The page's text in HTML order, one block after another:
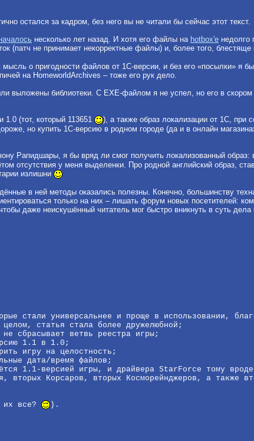
остался за кадром, без него вы не читали бы сейчас этот текст.
несколько лет назад. И хотя его файлы на hotbox'e недолго
(патч не принимает некорректные файлы) и, более того, блестяще
о пригодности файлов от 1С-версии, и без его «посылки» я бы
на HomeworldArchives – тоже его рук дело.
выложены библиотеки. С EXE-файлом я не успел, но его в
(тот, который 113651
), а также образ локализации от 1С, при
но купить 1С-версию в родном городе (да и в онлайн
Рапидшары, я бы вряд ли смог получить локализованный образ:
отсутствия у меня выделенки. Про родной английский образ,
излишни
в ней методы оказались полезны. Конечно, большинству
только на них – лишать форум новых посетителей:
даже неискушённый читатель мог быстро вникнуть в суть
стали универсальнее и проще в использовании,
статья стала более дружелюбной;
сбрасывает ветвь реестра игры;
1.1 в 1.0;
игру на целостность;
дата/время файлов;
1.1-версией игры, и драйвера StarForce тому
вторых Корсаров, вторых Косморейнджеров, а также
их все?
).